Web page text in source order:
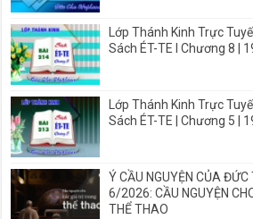
Lớp Thánh Kinh Trực
Sách ÉT-TE I Chương 8 |
Lớp Thánh Kinh Trực
Sách ÉT-TE | Chương 5 |
Ý CẦU NGUYỆN CỦA
6/2026: CẦU NGUYỆN
THỂ THAO